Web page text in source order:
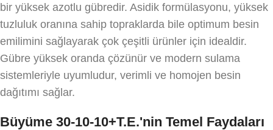
bir yüksek azotlu gübredir. Asidik formülasyonu, yüksek
tuzluluk oranına sahip topraklarda bile optimum besin
emilimini sağlayarak çok çeşitli ürünler için idealdir.
Gübre yüksek oranda çözünür ve modern sulama
sistemleriyle uyumludur, verimli ve homojen besin
dağıtımı sağlar.
Büyüme 30-10-10+T.E.'nin Temel Faydaları